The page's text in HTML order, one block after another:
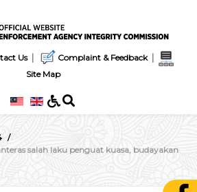
Us| Complaint & Feedback|
Site Map
salah laku penguat kuasa, budayakan